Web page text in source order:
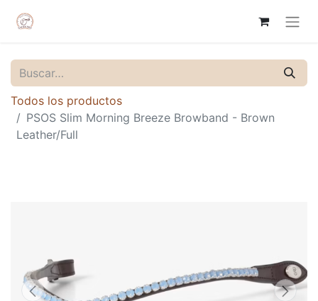
Todos los productos
PSOS Slim Morning Breeze Browband - Brown
Leather/Full